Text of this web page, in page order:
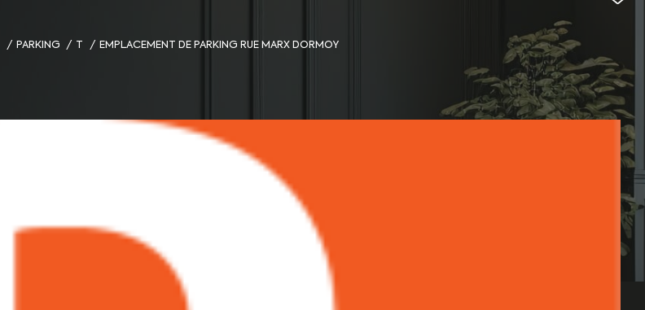
PARKING T EMPLACEMENT DE PARKING RUE MARX DORMOY